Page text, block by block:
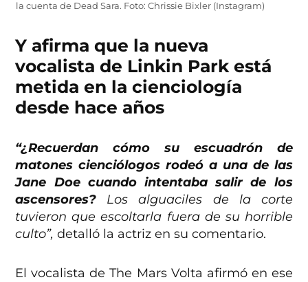
la cuenta de Dead Sara. Foto: Chrissie Bixler (Instagram)
Y afirma que la nueva
vocalista de Linkin Park está
metida en la cienciología
desde hace años
“¿Recuerdan cómo su escuadrón de
matones cienciólogos rodeó a una de las
Jane Doe cuando intentaba salir de los
ascensores? Los alguaciles de la corte
tuvieron que escoltarla fuera de su horrible
culto”, detalló la actriz en su comentario.
El vocalista de The Mars Volta afirmó en ese